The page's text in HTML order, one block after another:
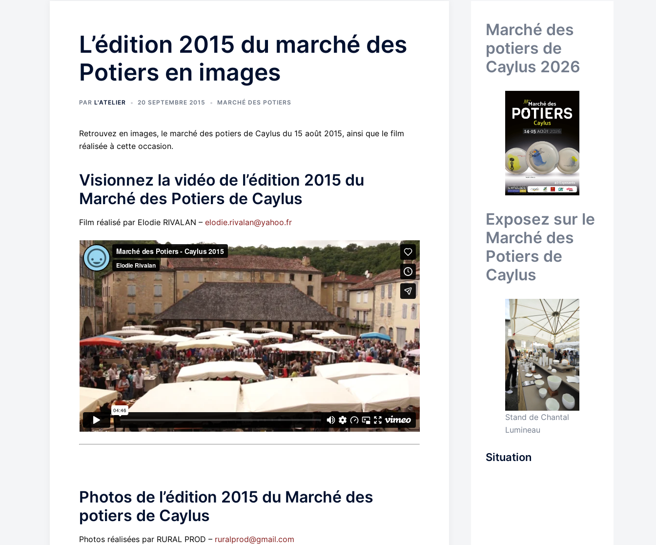
L’édition 2015 du marché des
Potiers en images
PAR L'ATELIER 20 SEPTEMBRE 2015 MARCHÉ DES POTIERS
Retrouvez en images, le marché des potiers de Caylus du 15 août 2015, ainsi que le film
réalisée à cette occasion.
Visionnez la vidéo de l’édition 2015 du
Marché des Potiers de Caylus
Film réalisé par Elodie RIVALAN – elodie.rivalan@yahoo.fr
Photos de l’édition 2015 du Marché des
potiers de Caylus
Photos réalisées par RURAL PROD – ruralprod@gmail.com
Marché des
potiers de
Caylus 2026
Exposez sur le
Marché des
Potiers de
Caylus
Stand de Chantal
Lumineau
Situation